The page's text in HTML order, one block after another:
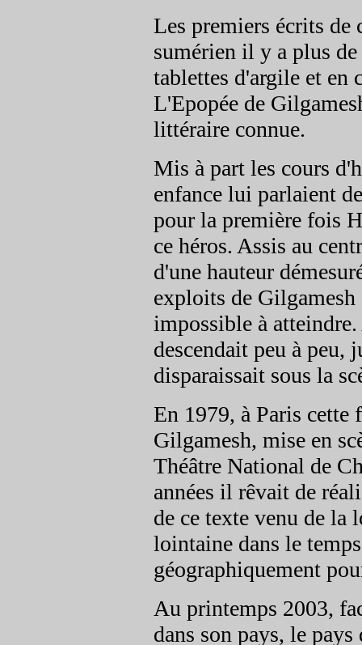
Les premiers écrits de
sumérien il y a plus
tablettes d'argile et en
L'Epopée de
littéraire connue.
Mis à part les cours
enfance lui parlaient
pour la première fois
ce héros. Assis au
d'une hauteur
exploits de Gilgamesh
impossible à
descendait peu à peu,
disparaissait sous la
En 1979, à Paris cette
Gilgamesh, mise en
Théâtre National de
années il rêvait de
de ce texte venu de la
lointaine dans le
géographiquement
Au printemps 2003,
dans son pays, le